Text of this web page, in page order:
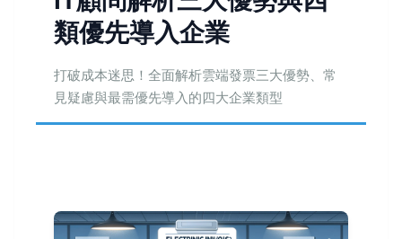
類優先導入企業
打破成本迷思！全面解析雲端發票三大優勢、常
見疑慮與最需優先導入的四大企業類型